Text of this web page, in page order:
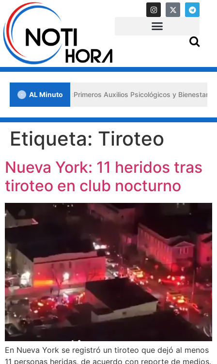
AL Minuto
Lara impulsa los «Primeros Auxilios Psicológicos y Bienestar
Etiqueta: Tiroteo
Nueva York: 11 heridos tras
tiroteo en club nocturno
En Nueva York se registró un tiroteo que dejó al menos
11 personas heridas, de acuerdo con reporte de medios.